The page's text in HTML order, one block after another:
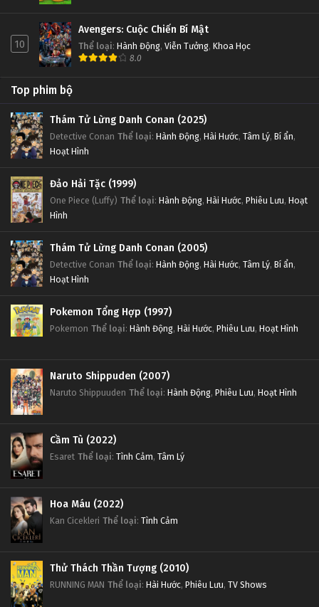
10
Avengers: Cuộc Chiến Bí Mật
Thể loại: Hành Động, Viễn Tưởng, Khoa Học
8.0
Top phim bộ
Thám Tử Lừng Danh Conan (2025)
Detective Conan Thể loại: Hành Động, Hài Hước, Tâm Lý, Bí ẩn,
Hoạt Hình
Đảo Hải Tặc (1999)
One Piece (Luffy) Thể loại: Hành Động, Hài Hước, Phiêu Lưu, Hoạt
Hình
Thám Tử Lừng Danh Conan (2005)
Detective Conan Thể loại: Hành Động, Hài Hước, Tâm Lý, Bí ẩn,
Hoạt Hình
Pokemon Tổng Hợp (1997)
Pokemon Thể loại: Hành Động, Hài Hước, Phiêu Lưu, Hoạt Hình
Naruto Shippuden (2007)
Naruto Shippuuden Thể loại: Hành Động, Phiêu Lưu, Hoạt Hình
Cầm Tù (2022)
Esaret Thể loại: Tình Cảm, Tâm Lý
Hoa Máu (2022)
Kan Cicekleri Thể loại: Tình Cảm
Thử Thách Thần Tượng (2010)
RUNNING MAN Thể loại: Hài Hước, Phiêu Lưu, TV Shows